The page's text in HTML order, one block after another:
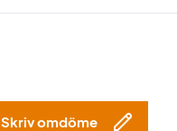
Skriv omdöme